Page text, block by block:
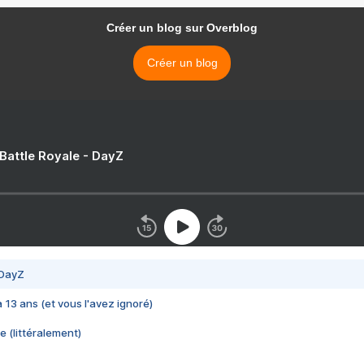
Créer un blog sur Overblog
Créer un blog
Royale - DayZ
13 ans (et vous l'avez ignoré)
(littéralement)